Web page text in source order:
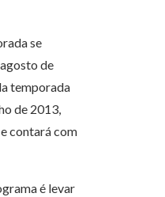
se
de
temporada
de 2013,
contará com
é levar